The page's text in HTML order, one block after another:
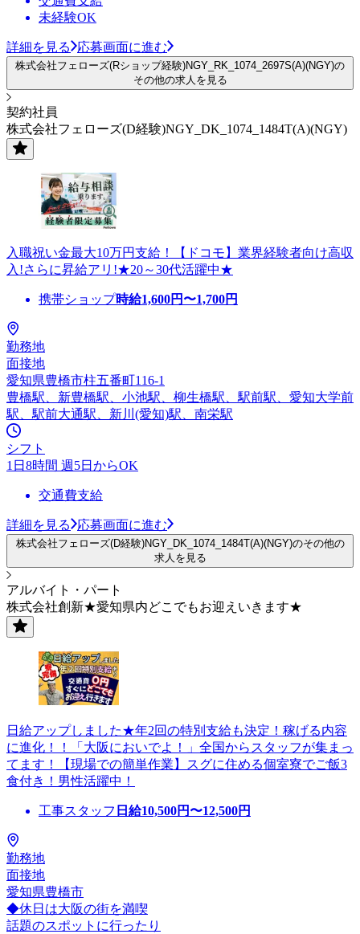
未経験OK
詳細を見る 応募画面に進む
株式会社フェローズ(Rショップ経験)NGY_RK_1074_2697S(A)(NGY)の
その他の求人を見る
契約社員
株式会社フェローズ(D経験)NGY_DK_1074_1484T(A)(NGY)
入職祝い金最大10万円支給！【ドコモ】業界経験者向け高収
入!さらに昇給アリ!★20～30代活躍中★
携帯ショップ時給1,600円〜1,700円
勤務地
面接地
愛知県豊橋市柱五番町116-1
豊橋駅、新豊橋駅、小池駅、柳生橋駅、駅前駅、愛知大学前
駅、駅前大通駅、新川(愛知)駅、南栄駅
シフト
1日8時間 週5日からOK
交通費支給
詳細を見る 応募画面に進む
株式会社フェローズ(D経験)NGY_DK_1074_1484T(A)(NGY)のその他の
求人を見る
アルバイト・パート
株式会社創新★愛知県内どこでもお迎えいきます★
日給アップしました★年2回の特別支給も決定！稼げる内容
に進化！！「大阪においでよ！」全国からスタッフが集まっ
てます！【現場での簡単作業】スグに住める個室寮でご飯3
食付き！男性活躍中！
工事スタッフ 日給10,500円〜12,500円
勤務地
面接地
愛知県豊橋市
◆休日は大阪の街を満喫
話題のスポットに行ったり